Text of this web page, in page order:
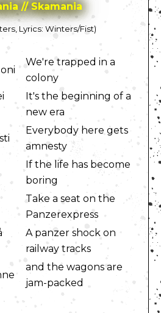
// Skamania
Lyrics: Winters/Fist)
We're trapped in a
colony
It's the beginning of a
new era
Everybody here gets
amnesty
If the life has become
boring
Take a seat on the
Panzerexpress
A panzer shock on
railway tracks
and the wagons are
jam-packed